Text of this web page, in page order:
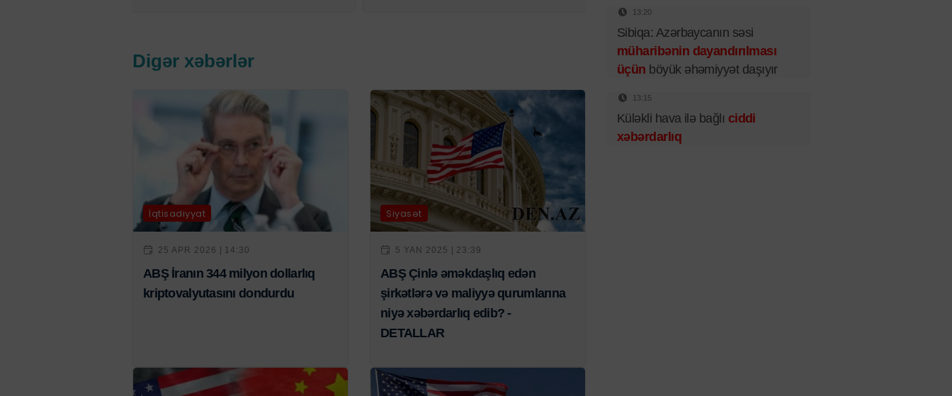
Digər xəbərlər
İqtisadiyyat
25 APR 2026 | 14:30
ABŞ İranın 344 milyon dollarlıq
kriptovalyutasını dondurdu
Siyasət
5 YAN 2025 | 23:39
ABŞ Çinlə əməkdaşlıq edən
şirkətlərə və maliyyə qurumlarına
niyə xəbərdarlıq edib? -
DETALLAR
13:20
Sibiqa: Azərbaycanın səsi
müharibənin dayandırılması
üçün böyük əhəmiyyət daşıyır
13:15
Küləkli hava ilə bağlı ciddi
xəbərdarlıq